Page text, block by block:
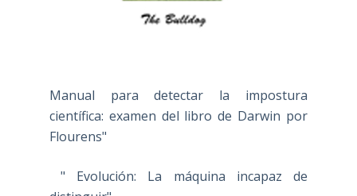
Manual para detectar la impostura
científica: examen del libro de Darwin por
Flourens"
" Evolución: La máquina incapaz de